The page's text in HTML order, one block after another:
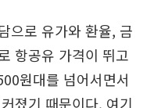
으로 유가와 환율, 금
항공유 가격이 뛰고
원대를 넘어서면서
졌기 때문이다. 여기